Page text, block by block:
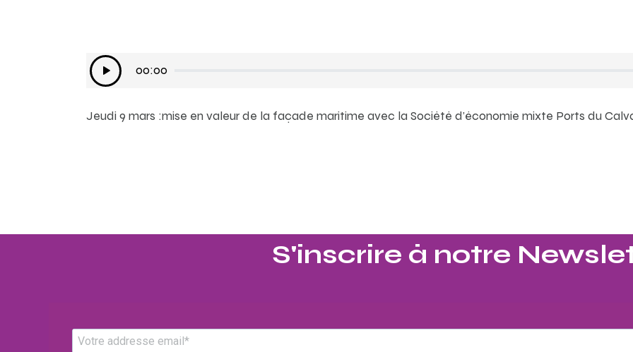
Lecteur
audio
00:00
Jeudi 9 mars :mise en valeur de la façade maritime avec la Société d’économie mixte Ports du
S'inscrire à notre